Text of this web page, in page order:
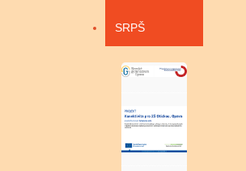
SRPŠ